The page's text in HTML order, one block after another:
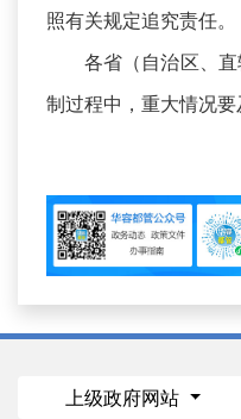
照有关规定追究责任。
各省（自治区、
制过程中，重大情况要
上级政府网站